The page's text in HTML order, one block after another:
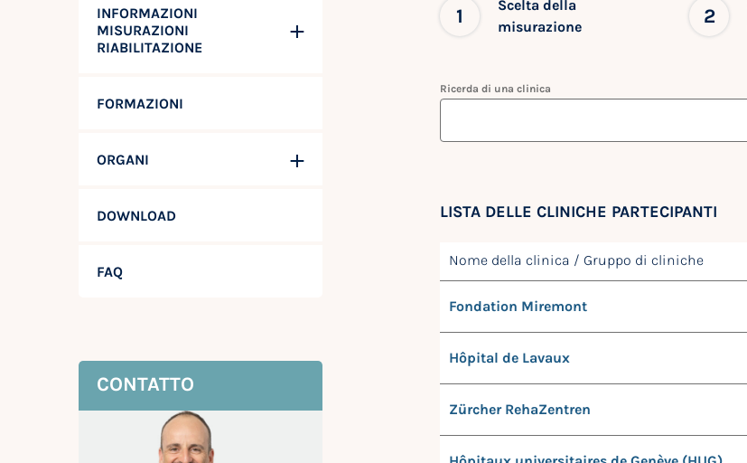
INFORMAZIONI
MISURAZIONI
RIABILITAZIONE
FORMAZIONI
ORGANI
DOWNLOAD
FAQ
CONTATTO
1
Scelta della
misurazione
2
Ricerda di una clinica
LISTA DELLE CLINICHE PARTECIPANTI
Nome della clinica / Gruppo di cliniche
Fondation Miremont
Hôpital de Lavaux
Zürcher RehaZentren